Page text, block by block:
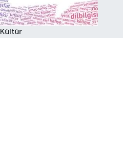
Kültür